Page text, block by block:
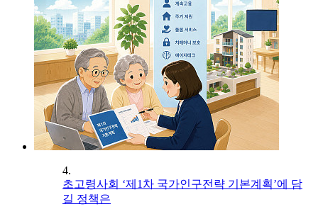
4.
초고령사회 ‘제1차 국가인구전략 기본계획’에 담
길 정책은